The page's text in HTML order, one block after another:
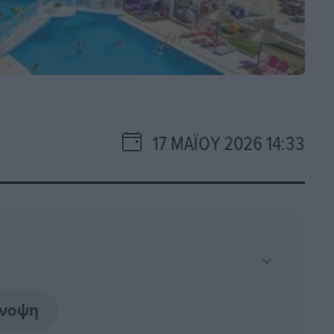
17 ΜΑΪ́ΟΥ 2026 14:33
⌄